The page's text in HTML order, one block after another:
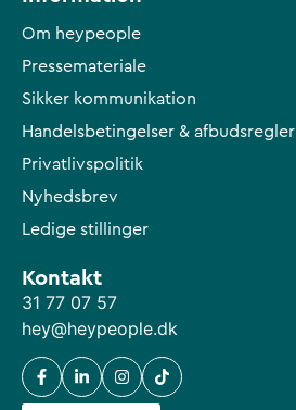
Om heypeople
Pressemateriale
Sikker kommunikation
Handelsbetingelser & afbudsregler
Privatlivspolitik
Nyhedsbrev
Ledige stillinger
Kontakt
31 77 07 57
hey@heypeople.dk